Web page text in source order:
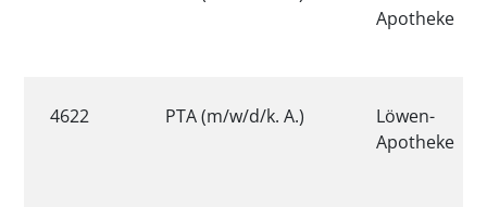
Apotheke
4622 PTA (m/w/d/k. A.)
Löwen-
Apotheke